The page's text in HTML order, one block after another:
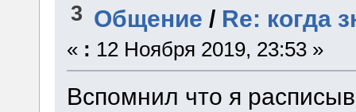
3 Общение / Re: когда
« : 12 Ноября 2019, 23:53 »
Вспомнил что я